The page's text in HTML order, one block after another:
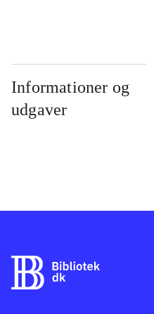
Informationer og
udgaver